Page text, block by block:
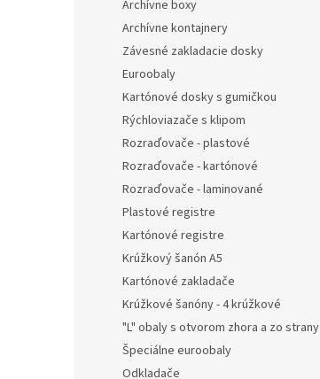
Archívne boxy
Archívne kontajnery
Závesné zakladacie dosky
Euroobaly
Kartónové dosky s gumičkou
Rýchloviazače s klipom
Rozraďovače - plastové
Rozraďovače - kartónové
Rozraďovače - laminované
Plastové registre
Kartónové registre
Krúžkový šanón A5
Kartónové zakladače
Krúžkové šanóny - 4 krúžkové
"L" obaly s otvorom zhora a zo strany
Špeciálne euroobaly
Odkladače